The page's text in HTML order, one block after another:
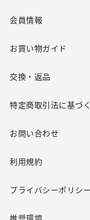
会員情報
お買い物ガイド
交換・返品
特定商取引法に基づ
お問い合わせ
利用規約
プライバシーポリシー